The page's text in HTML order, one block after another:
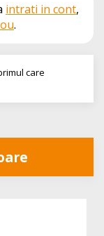
intrati in cont,
.
care